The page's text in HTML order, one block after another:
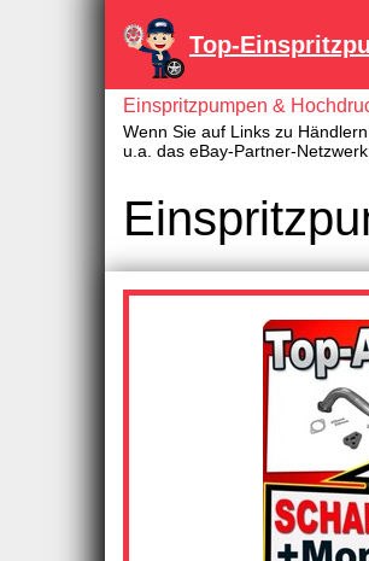
Top-
Einspritzpumpen &
Wenn Sie auf Links zu
u.a. das eBay-Partner-